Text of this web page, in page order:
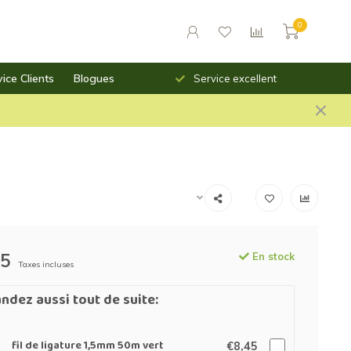
0
Clients Blogues
rapide Service excellent
Taxes incluses
En stock
aussi tout de suite:
fil de ligature 1,5mm 50m vert €8,45